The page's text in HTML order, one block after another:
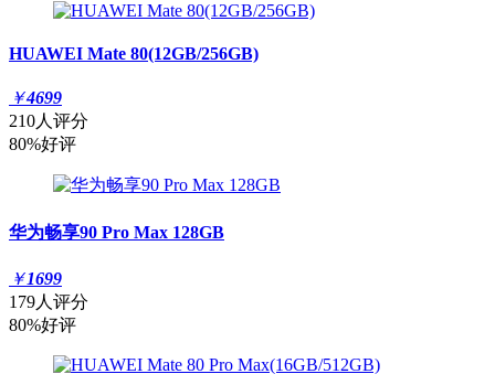
HUAWEI Mate 80(12GB/256GB)
￥4699
210人评分
80%好评
华为畅享90 Pro Max 128GB
￥1699
179人评分
80%好评